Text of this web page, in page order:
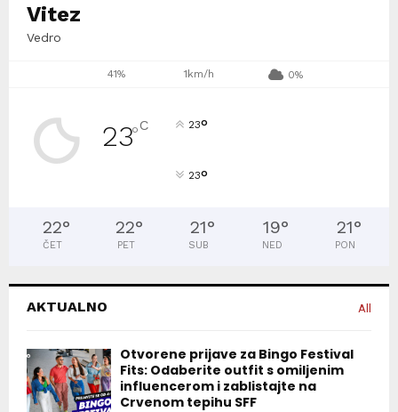
Vitez
Vedro
41% 1km/h 0%
23°C 23°
23°
22°
ČET
22°
PET
21°
SUB
19°
NED
21°
PON
AKTUALNO All
Otvorene prijave za Bingo Festival
Fits: Odaberite outfit s omiljenim
influencerom i zablistajte na
Crvenom tepihu SFF